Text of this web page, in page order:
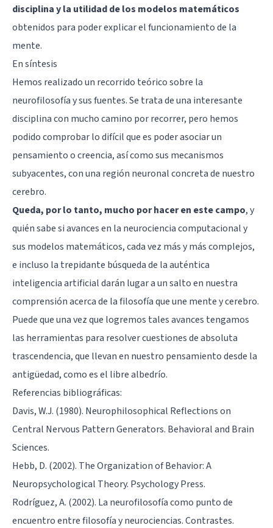
disciplina y la utilidad de los modelos matemáticos
obtenidos para poder explicar el funcionamiento de la
mente.
En síntesis
Hemos realizado un recorrido teórico sobre la
neurofilosofía y sus fuentes. Se trata de una interesante
disciplina con mucho camino por recorrer, pero hemos
podido comprobar lo difícil que es poder asociar un
pensamiento o creencia, así como sus mecanismos
subyacentes, con una región neuronal concreta de nuestro
cerebro.
Queda, por lo tanto, mucho por hacer en este campo, y
quién sabe si avances en la neurociencia computacional y
sus modelos matemáticos, cada vez más y más complejos,
e incluso la trepidante búsqueda de la auténtica
inteligencia artificial darán lugar a un salto en nuestra
comprensión acerca de la filosofía que une mente y cerebro.
Puede que una vez que logremos tales avances tengamos
las herramientas para resolver cuestiones de absoluta
trascendencia, que llevan en nuestro pensamiento desde la
antigüedad, como es el libre albedrío.
Referencias bibliográficas:
Davis, W.J. (1980). Neurophilosophical Reflections on
Central Nervous Pattern Generators. Behavioral and Brain
Sciences.
Hebb, D. (2002). The Organization of Behavior: A
Neuropsychological Theory. Psychology Press.
Rodríguez, A. (2002). La neurofilosofía como punto de
encuentro entre filosofía y neurociencias. Contrastes.